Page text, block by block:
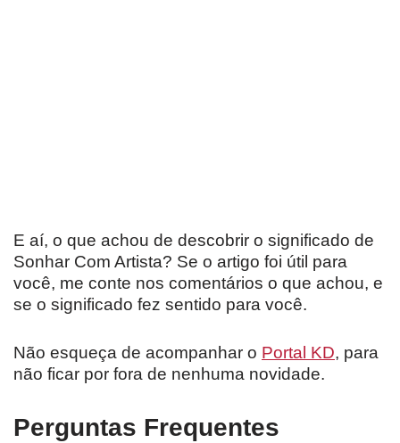
E aí, o que achou de descobrir o significado de
Sonhar Com Artista? Se o artigo foi útil para
você, me conte nos comentários o que achou, e
se o significado fez sentido para você.
Não esqueça de acompanhar o Portal KD, para
não ficar por fora de nenhuma novidade.
Perguntas Frequentes